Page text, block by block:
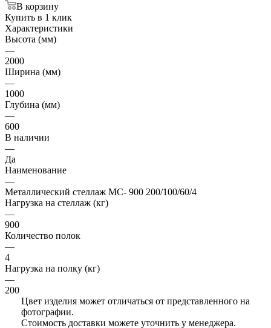
В корзину
Купить в 1 клик
Характеристики
Высота (мм)
—
2000
Ширина (мм)
—
1000
Глубина (мм)
—
600
В наличии
—
Да
Наименование
—
Металлический стеллаж МС- 900 200/100/60/4
Нагрузка на стеллаж (кг)
—
900
Количество полок
—
4
Нагрузка на полку (кг)
—
200
Цвет изделия может отличаться от представленного на
фотографии.
Стоимость доставки можете уточнить у менеджера.